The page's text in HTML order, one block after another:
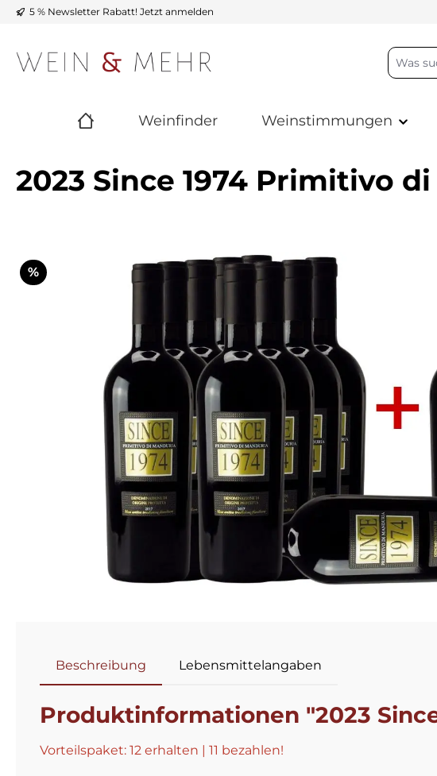
Hauptinhalt springen
Zur Suche springen
Zur Hauptnavigation springen
5 % Newsletter Rabatt! Jetzt anmelden
Weinfinder Weinstimmungen
2023 Since 1974 Primitivo
Bildergalerie überspringen
%Rabatt
Beschreibung Lebensmittelangaben
Produktinformationen "2023
Vorteilspaket: 12 erhalten | 11 bezahlen!